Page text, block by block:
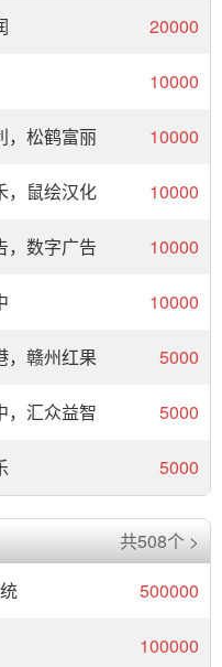
20000
10000
，松鹤富丽 10000
，鼠绘汉化 10000
，数字广告 10000
10000
，赣州红果 5000
，汇众益智 5000
5000
共508个 >
500000
100000